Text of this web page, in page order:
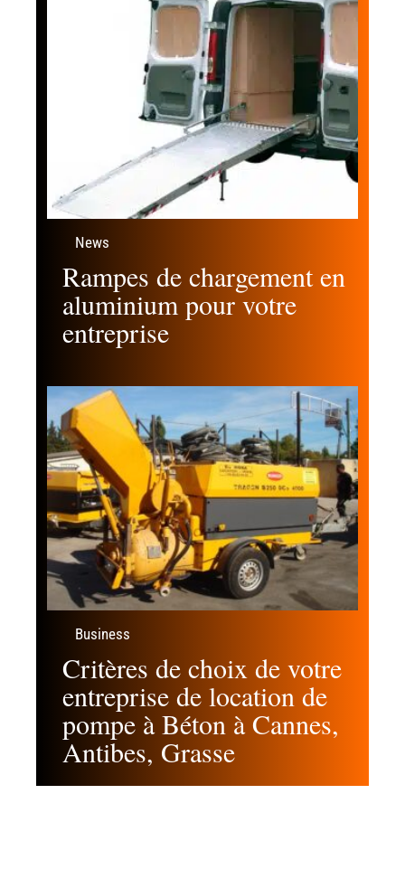
News
Rampes de chargement en
aluminium pour votre
entreprise
Business
Critères de choix de votre
entreprise de location de
pompe à Béton à Cannes,
Antibes, Grasse